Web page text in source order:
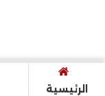
الرئيسية